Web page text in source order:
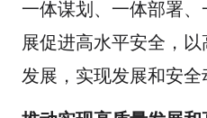
一体谋划、一体部署
展促进高水平安全，
发展，实现发展和安全